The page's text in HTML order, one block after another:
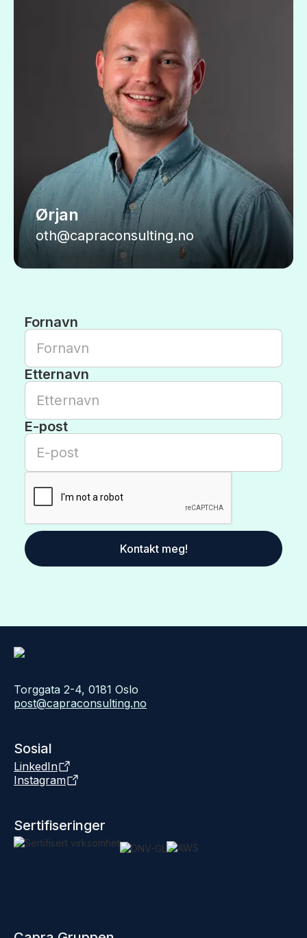
Ørjan
oth@capraconsulting.no
Fornavn
Etternavn
E-post
Torggata 2-4, 0181 Oslo
post@capraconsulting.no
Sosial
LinkedIn
Instagram
Sertifiseringer